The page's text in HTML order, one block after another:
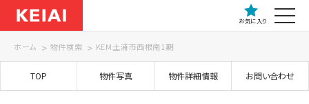
お気に入り
ホーム 物件検索 KEM土浦市西根南1期
TOP 物件写真 物件詳細情報 お問い合わせ